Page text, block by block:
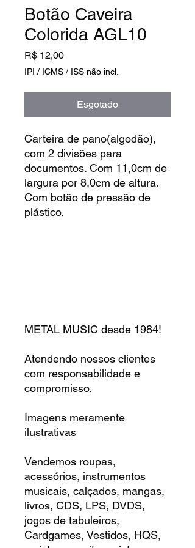
Botão Caveira
Colorida AGL10
R$ 12,00Preço
IPI / ICMS / ISS não incl.
Esgotado
Carteira de pano(algodão),
com 2 divisões para
documentos. Com 11,0cm de
largura por 8,0cm de altura.
Com botão de pressão de
plástico.
METAL MUSIC desde 1984!
Atendendo nossos clientes
com responsabilidade e
compromisso.
Imagens meramente
ilustrativas
Vendemos roupas,
acessórios, instrumentos
musicais, calçados, mangas,
livros, CDS, LPS, DVDS,
jogos de tabuleiros,
Cardgames, Vestidos, HQS,